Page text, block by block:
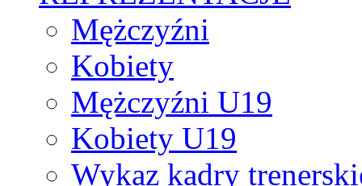
Mężczyźni
Kobiety
Mężczyźni U19
Kobiety U19
Wykaz kadry